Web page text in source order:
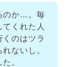
のか…。毎
くれた人
くのはツラ
ないし。
。